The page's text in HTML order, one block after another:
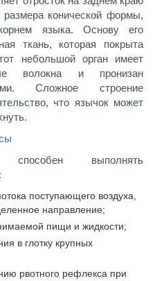
размера конической формы,
языка. Основу его
ткань, которая покрыта
небольшой орган имеет
волокна и пронизан
Сложное строение
что язычок может
выполнять
поступающего воздуха,
направление;
пищи и жидкости;
в глотку крупных
рвотного рефлекса при